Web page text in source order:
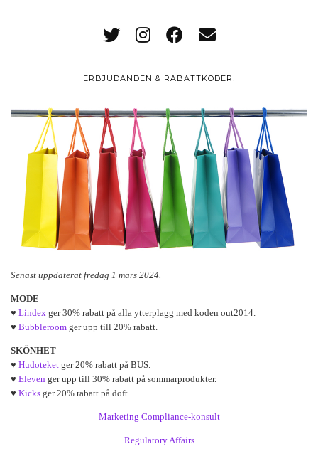
ERBJUDANDEN & RABATTKODER!
Senast uppdaterat fredag 1 mars 2024.
MODE
♥ Lindex ger 30% rabatt på alla ytterplagg med koden out2014.
♥ Bubbleroom ger upp till 20% rabatt.
SKÖNHET
♥ Hudoteket ger 20% rabatt på BUS.
♥ Eleven ger upp till 30% rabatt på sommarprodukter.
♥ Kicks ger 20% rabatt på doft.
Marketing Compliance-konsult
Regulatory Affairs